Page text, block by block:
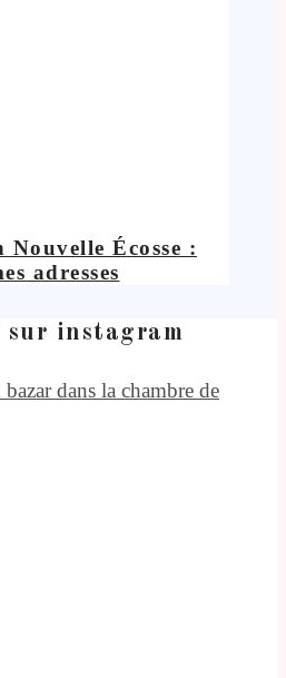
Nouvelle Écosse :
adresses
sur instagram
dans la chambre de